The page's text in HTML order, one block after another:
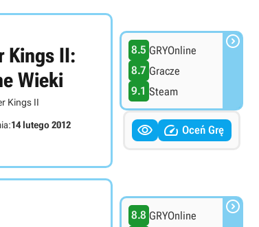
Kings II:
Wieki
Kings II
14 lutego 2012
8.5 GRYOnline
8.7 Gracze
9.1 Steam

  Oceń Grę
8.8 GRYOnline
